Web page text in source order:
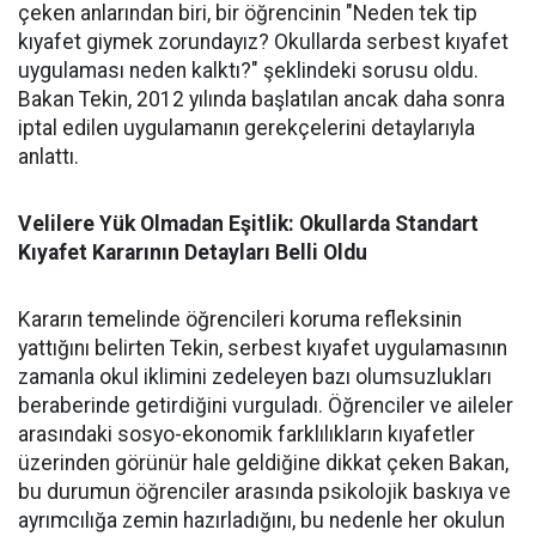
çeken anlarından biri, bir öğrencinin "Neden tek tip
kıyafet giymek zorundayız? Okullarda serbest kıyafet
uygulaması neden kalktı?" şeklindeki sorusu oldu.
Bakan Tekin, 2012 yılında başlatılan ancak daha sonra
iptal edilen uygulamanın gerekçelerini detaylarıyla
anlattı.
Velilere Yük Olmadan Eşitlik: Okullarda Standart
Kıyafet Kararının Detayları Belli Oldu
Kararın temelinde öğrencileri koruma refleksinin
yattığını belirten Tekin, serbest kıyafet uygulamasının
zamanla okul iklimini zedeleyen bazı olumsuzlukları
beraberinde getirdiğini vurguladı. Öğrenciler ve aileler
arasındaki sosyo-ekonomik farklılıkların kıyafetler
üzerinden görünür hale geldiğine dikkat çeken Bakan,
bu durumun öğrenciler arasında psikolojik baskıya ve
ayrımcılığa zemin hazırladığını, bu nedenle her okulun